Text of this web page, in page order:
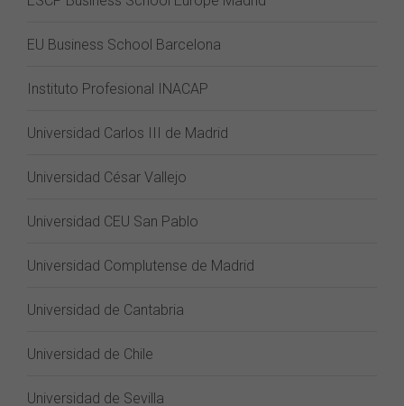
EU Business School Barcelona
Instituto Profesional INACAP
Universidad Carlos III de Madrid
Universidad César Vallejo
Universidad CEU San Pablo
Universidad Complutense de Madrid
Universidad de Cantabria
Universidad de Chile
Universidad de Sevilla